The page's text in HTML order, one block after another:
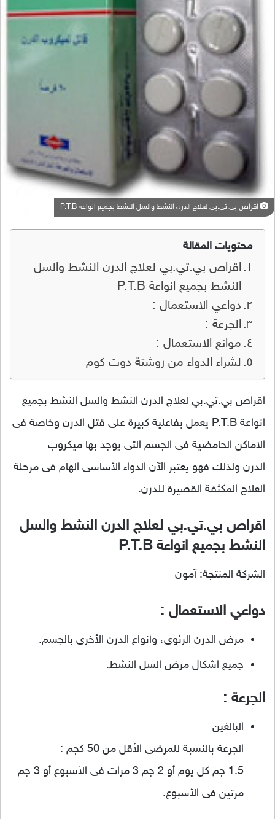
اقراص بي.تي.بي لعلاج الدرن النشط والسل النشط بجميع انواعة P.T.B
محتويات المقالة
اقراص بي.تي.بي لعلاج الدرن النشط والسل
النشط بجميع انواعة P.T.B
دواعي الاستعمال :
الجرعة :
موانع الاستعمال :
لشراء الدواء من روشتة دوت كوم
اقراص بي.تي.بي لعلاج الدرن النشط والسل النشط بجميع
انواعة P.T.B يعمل بفاعلية كبيرة على قتل الدرن وخاصة فى
الاماكن الحامضية فى الجسم التى يوجد بها ميكروب
الدرن ولذلك فهو يعتبر الآن الدواء الأساسى الهام فى مرحلة
العلاج المكثفة القصيرة للدرن.
اقراص بي.تي.بي لعلاج الدرن النشط والسل
النشط بجميع انواعة P.T.B
الشركة المنتجة: آمون
دواعي الاستعمال :
مرض الدرن الرئوى، وأنواع الدرن الأخرى بالجسم.
جميع اشكال مرض السل النشط.
الجرعة :
البالغين
الجرعة بالنسبة للمرضى الأقل من 50 كجم :
1.5 جم كل يوم أو 2 جم 3 مرات فى الأسبوع أو 3 جم
مرتين فى الأسبوع.